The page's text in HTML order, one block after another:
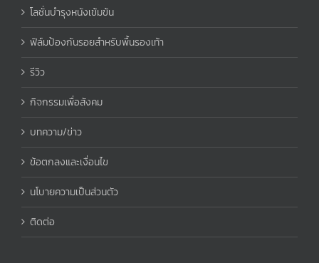
โลชั่นบำรุงหนังเข้มข้น
ฟิล์มป้องกันรอยสำหรับพื้นรองเท้า
รีวิว
กิจกรรมเพื่อสังคม
บทความ/ข่าว
ข้อตกลงและเงื่อนไข
นโบายความเป็นส่วนตัว
ติดต่อ